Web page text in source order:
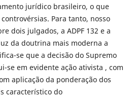
jurídico brasileiro, o que
Para tanto, nosso
dois julgados, a ADPF 132 e a
da doutrina mais moderna a
se que a decisão do Supremo
se em evidente ação ativista , com
aplicação da ponderação dos
característico do